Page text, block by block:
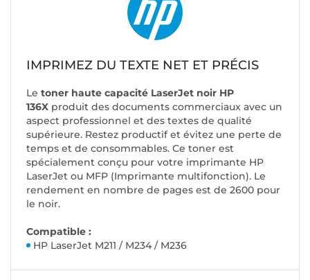
IMPRIMEZ DU TEXTE NET ET PRÉCIS
Le toner haute capacité LaserJet noir HP
136X produit des documents commerciaux avec un
aspect professionnel et des textes de qualité
supérieure. Restez productif et évitez une perte de
temps et de consommables. Ce toner est
spécialement conçu pour votre imprimante HP
LaserJet ou MFP (Imprimante multifonction). Le
rendement en nombre de pages est de 2600 pour
le noir.
Compatible :
HP LaserJet M211 / M234 / M236